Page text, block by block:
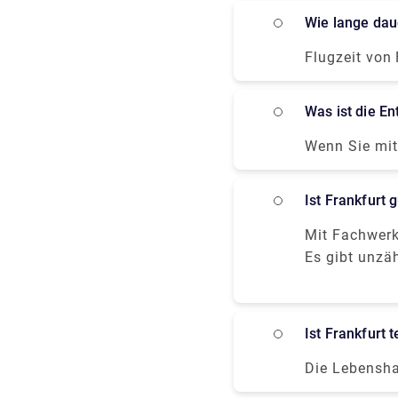
Wie lange
Flugzeit von
hängt
sich um
Was ist die
Wenn Sie
Wien 715
Anzahl der
Ist Frankfurt
Mit
und
Es gibt
die größte
Nachdem
Ist Frankfurt
Die
jedoch allen